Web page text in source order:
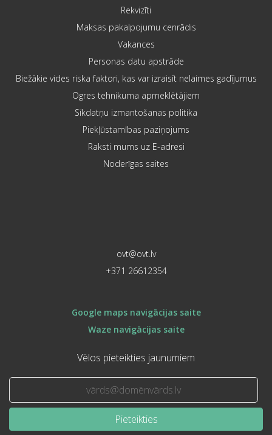
Rekvizīti
Maksas pakalpojumu cenrādis
Vakances
Personas datu apstrāde
Biežākie vides riska faktori, kas var izraisīt nelaimes gadījumus
Ogres tehnikuma apmeklētājiem
Sīkdatņu izmantošanas politika
Piekļūstamības paziņojums
Raksti mums uz E-adresi
Noderīgas saites
ovt@ovt.lv
+371 26612354
Google maps navigācijas saite
Waze navigācijas saite
Vēlos pieteikties jaunumiem
Pieteikties